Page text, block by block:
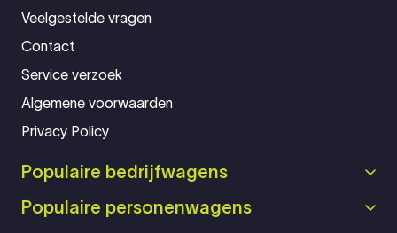
Veelgestelde vragen
Contact
Service verzoek
Algemene voorwaarden
Privacy Policy
Populaire bedrijfwagens
Populaire personenwagens